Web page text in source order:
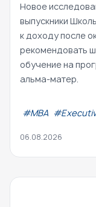
Новое
выпускники
к доходу после
рекомендовать
обучение на
альма-матер.
#МВА
06.08.2026